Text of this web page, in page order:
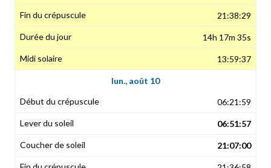
21:38:29
14h 17m 35s
13:59:37
lun., août 10
06:21:59
06:51:57
21:07:00